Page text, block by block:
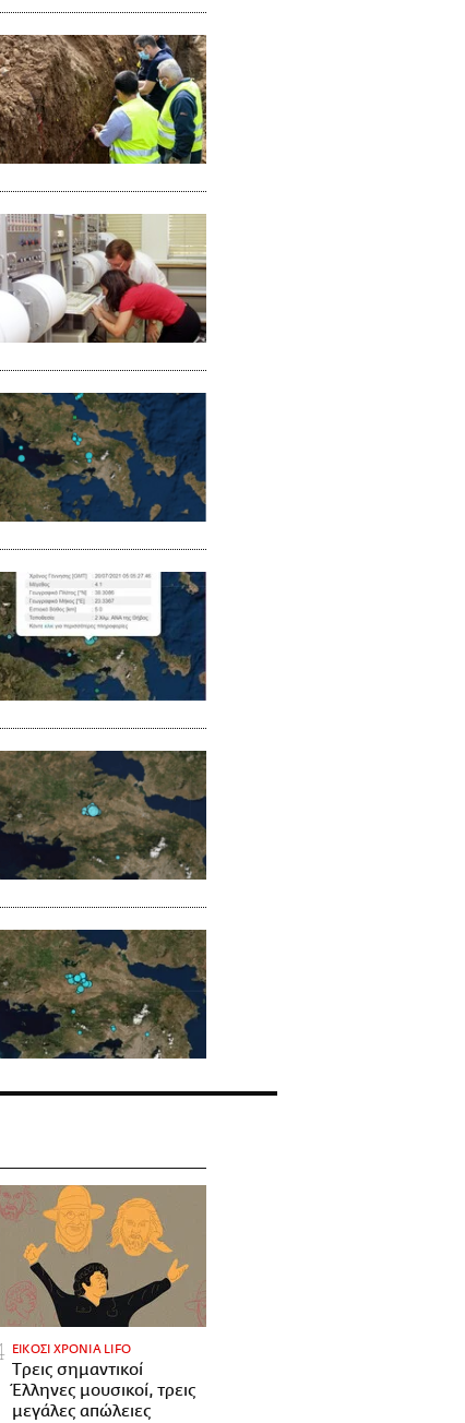
ΕΙΚΟΣΙ ΧΡΟΝΙΑ LIFO
Tρεις σημαντικοί
Έλληνες μουσικοί, τρεις
μεγάλες απώλειες